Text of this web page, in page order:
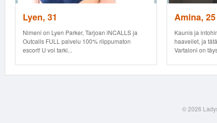
Lyen, 31
Nimeni on Lyen Parker, Tarjoan iNCALLS ja
Outcalls FULL palvelu 100% riippumaton
escort! U voi tarki...
Amina, 25
Kaunis ja
haaveilet, ja
Vartaloni on
© 2026